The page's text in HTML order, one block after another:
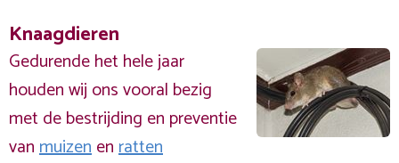
Knaagdieren
Gedurende het hele jaar
houden wij ons vooral bezig
met de bestrijding en preventie
vanmuizenenratten